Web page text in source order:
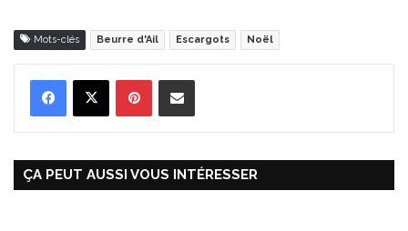
Mots-clés Beurre d'Ail Escargots Noël
ÇA PEUT AUSSI VOUS INTÉRESSER